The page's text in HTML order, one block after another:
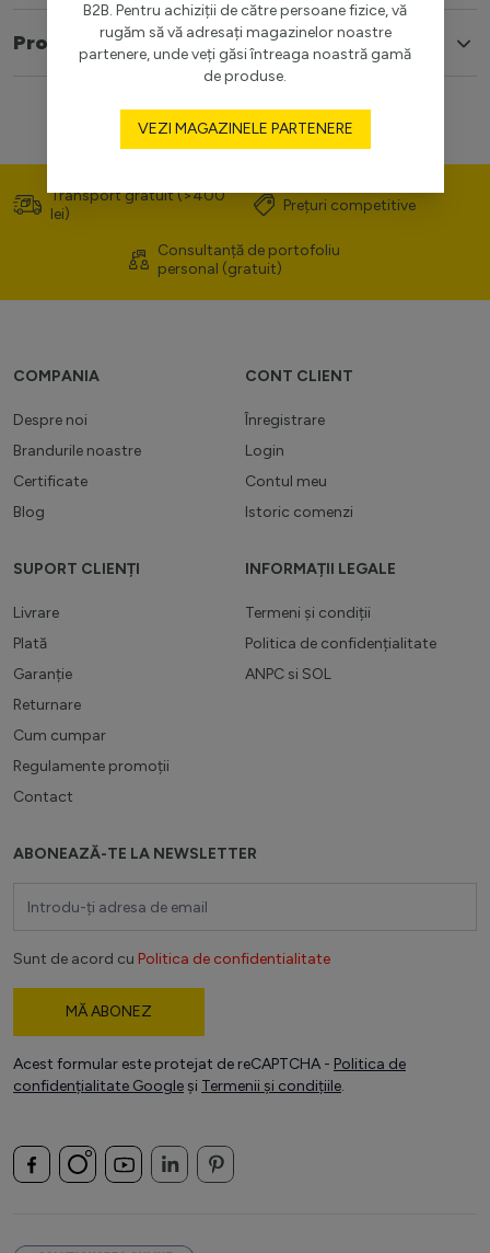
Produse similare
B2B. Pentru achiziții de către persoane fizice, vă
rugăm să vă adresați magazinelor noastre
partenere, unde veți găsi întreaga noastră gamă
de produse.
VEZI MAGAZINELE PARTENERE
Transport gratuit (>400
lei)
Prețuri competitive
Consultanță de portofoliu
personal (gratuit)
COMPANIA
Despre noi
Brandurile noastre
Certificate
Blog
CONT CLIENT
Înregistrare
Login
Contul meu
Istoric comenzi
SUPORT CLIENȚI
Livrare
Plată
Garanție
Returnare
Cum cumpar
Regulamente promoții
Contact
INFORMAȚII LEGALE
Termeni și condiții
Politica de confidențialitate
ANPC si SOL
ABONEAZĂ-TE LA NEWSLETTER
Sunt de acord cu Politica de confidentialitate
MĂ ABONEZ
Acest formular este protejat de reCAPTCHA - Politica de
confidențialitate Google și Termenii și condițiile.